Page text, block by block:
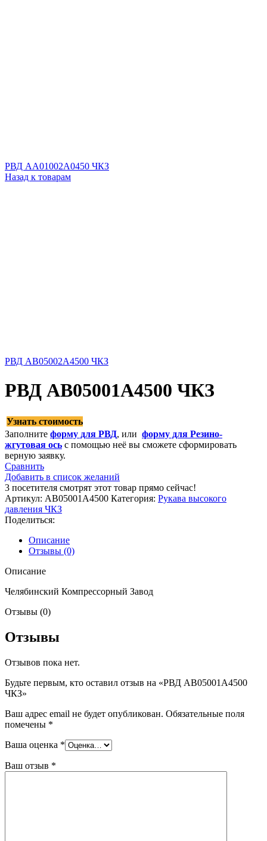
РВД AA01002A0450 ЧКЗ
Назад к товарам
РВД AB05002A4500 ЧКЗ
РВД AB05001A4500 ЧКЗ
Узнать стоимость
Заполните форму для РВД, или форму для Резино-
жгутовая ось с помощью неё вы сможете сформировать
верную заявку.
Сравнить
Добавить в список желаний
3 посетителя смотрят этот товар прямо сейчас!
Артикул: AB05001A4500 Категория: Рукава высокого
давления ЧКЗ
Поделиться:
Описание
Отзывы (0)
Описание
Челябинский Компрессорный Завод
Отзывы (0)
Отзывы
Отзывов пока нет.
Будьте первым, кто оставил отзыв на «РВД AB05001A4500
ЧКЗ»
Ваш адрес email не будет опубликован. Обязательные поля
помечены *
Ваша оценка *
Ваш отзыв *